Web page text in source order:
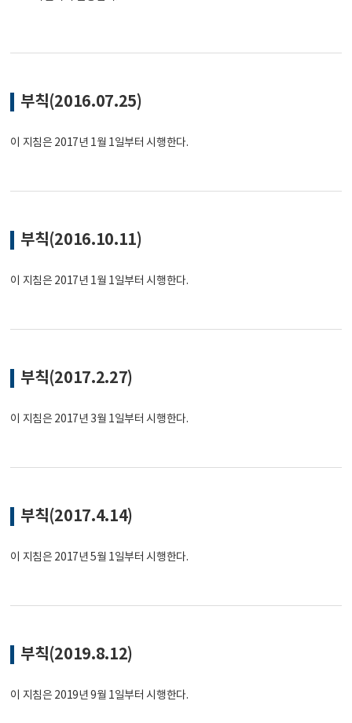
부칙(2016.07.25)
이 지침은 2017년 1월 1일부터 시행한다.
부칙(2016.10.11)
이 지침은 2017년 1월 1일부터 시행한다.
부칙(2017.2.27)
이 지침은 2017년 3월 1일부터 시행한다.
부칙(2017.4.14)
이 지침은 2017년 5월 1일부터 시행한다.
부칙(2019.8.12)
이 지침은 2019년 9월 1일부터 시행한다.